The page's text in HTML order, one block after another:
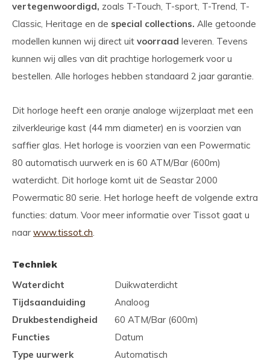
vertegenwoordigd, zoals T-Touch, T-sport, T-Trend, T-
Classic, Heritage en de special collections. Alle getoonde
modellen kunnen wij direct uit voorraad leveren. Tevens
kunnen wij alles van dit prachtige horlogemerk voor u
bestellen. Alle horloges hebben standaard 2 jaar garantie.
Dit horloge heeft een oranje analoge wijzerplaat met een
zilverkleurige kast (44 mm diameter) en is voorzien van
saffier glas. Het horloge is voorzien van een Powermatic
80 automatisch uurwerk en is 60 ATM/Bar (600m)
waterdicht. Dit horloge komt uit de Seastar 2000
Powermatic 80 serie. Het horloge heeft de volgende extra
functies: datum. Voor meer informatie over Tissot gaat u
naar www.tissot.ch.
Techniek
Waterdicht
Duikwaterdicht
Tijdsaanduiding
Analoog
Drukbestendigheid
60 ATM/Bar (600m)
Functies
Datum
Type uurwerk
Automatisch